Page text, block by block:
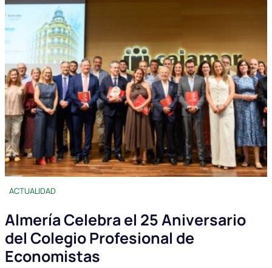
ACTUALIDAD
Almería Celebra el 25 Aniversario
del Colegio Profesional de
Economistas